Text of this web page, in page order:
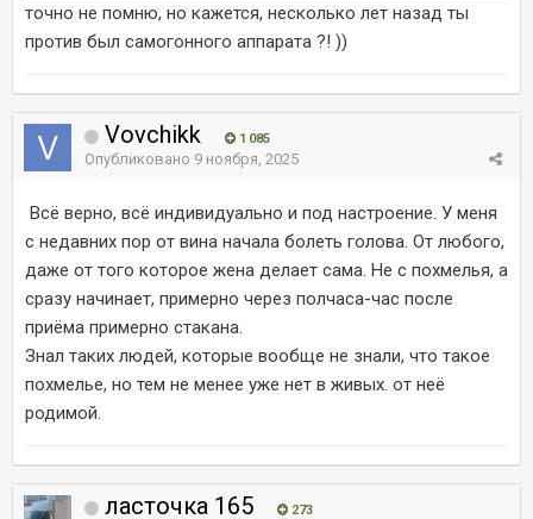
точно не помню, но кажется, несколько лет назад ты
против был самогонного аппарата ?! ))
Vovchikk 1 085
Опубликовано 9 ноября, 2025
Всё верно, всё индивидуально и под настроение. У меня
с недавних пор от вина начала болеть голова. От любого,
даже от того которое жена делает сама. Не с похмелья, а
сразу начинает, примерно через полчаса-час после
приёма примерно стакана.
Знал таких людей, которые вообще не знали, что такое
похмелье, но тем не менее уже нет в живых. от неё
родимой.
ласточка 165 273